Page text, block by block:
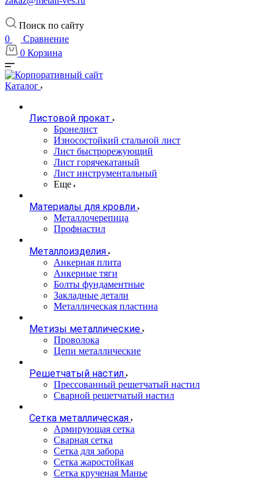
Поиск по сайту
0
Сравнение
0 Корзина
Каталог
Листовой прокат
Бронелист
Износостойкий стальной лист
Лист быстрорежующий
Лист горячекатаный
Лист инструментальный
Еще
Материалы для кровли
Металлочерепица
Профнастил
Металлоизделия
Анкерная плита
Анкерные тяги
Болты фундаментные
Закладные детали
Металлическая пластина
Метизы металлические
Проволока
Цепи металлические
Решетчатый настил
Прессованный решетчатый настил
Сварной решетчатый настил
Сетка металлическая
Армирующая сетка
Сварная сетка
Сетка для забора
Сетка жаростойкая
Сетка крученая Манье